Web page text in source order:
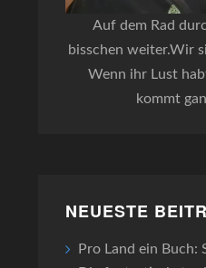
Auf dem Rad
bisschen weiter.Wir
Wenn ihr Lust
kommt
NEUESTE
Pro Land ein Buch: